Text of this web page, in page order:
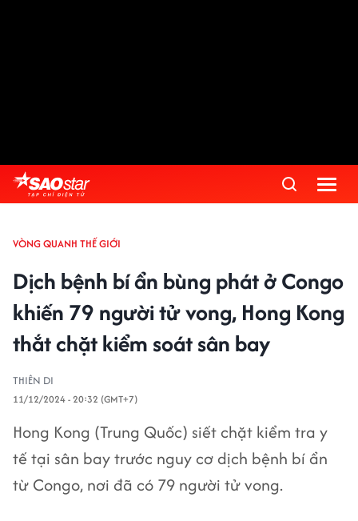
VÒNG QUANH THẾ GIỚI
Dịch bệnh bí ẩn bùng phát ở Congo
khiến 79 người tử vong, Hong Kong
thắt chặt kiểm soát sân bay
THIÊN DI
11/12/2024 - 20:32 (GMT+7)
Hong Kong (Trung Quốc) siết chặt kiểm tra y
tế tại sân bay trước nguy cơ dịch bệnh bí ẩn
từ Congo, nơi đã có 79 người tử vong.